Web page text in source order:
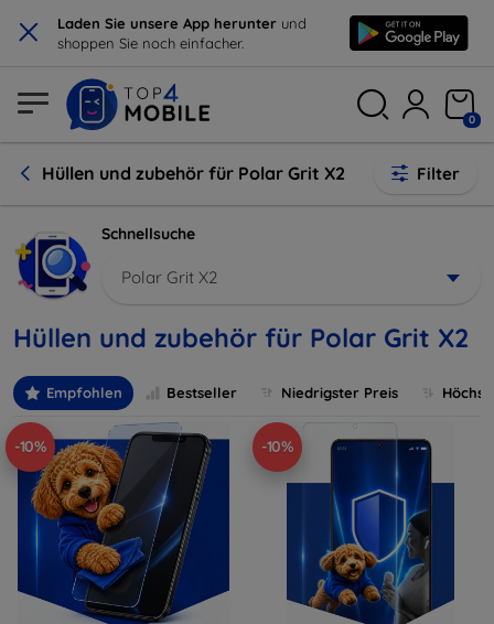
× Laden Sie unsere App herunter und
shoppen Sie noch einfacher.
0
Hüllen und zubehör für Polar Grit X2 Filter
Schnellsuche
Polar Grit X2
Hüllen und zubehör für Polar Grit X2
Empfohlen Bestseller Niedrigster Preis
-10% -10%